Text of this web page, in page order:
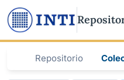
Repositorio